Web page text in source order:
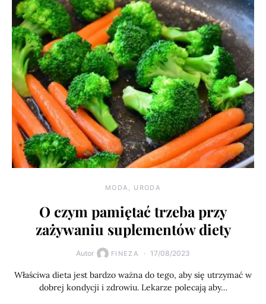
MODA, URODA
O czym pamiętać trzeba przy
zażywaniu suplementów diety
Autor FINEZA 17/08/2023
Właściwa dieta jest bardzo ważna do tego, aby się utrzymać w
dobrej kondycji i zdrowiu. Lekarze polecają aby…